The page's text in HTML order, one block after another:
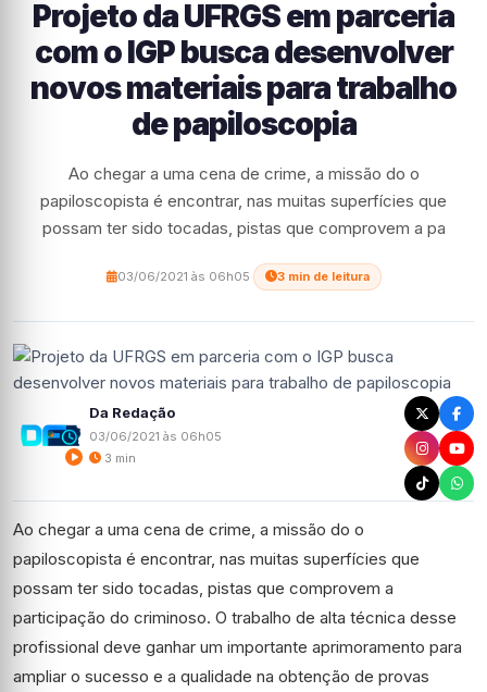
Projeto da UFRGS em parceria
com o IGP busca desenvolver
novos materiais para trabalho
de papiloscopia
Ao chegar a uma cena de crime, a missão do o
papiloscopista é encontrar, nas muitas superfícies que
possam ter sido tocadas, pistas que comprovem a pa
03/06/2021 às 06h05 3 min de leitura
Da Redação
03/06/2021 às 06h05
3 min
Ao chegar a uma cena de crime, a missão do o
papiloscopista é encontrar, nas muitas superfícies que
possam ter sido tocadas, pistas que comprovem a
participação do criminoso. O trabalho de alta técnica desse
profissional deve ganhar um importante aprimoramento para
ampliar o sucesso e a qualidade na obtenção de provas